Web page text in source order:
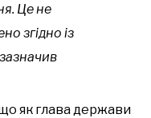
Це не
згідно із
як глава держави